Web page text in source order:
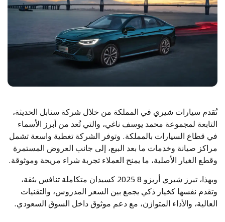
تُقدم سيارات شيري في المملكة من خلال شركة سنابل الحديثة،
التابعة لمجموعة محمد يوسف ناغي، والتي تُعد من أبرز الأسماء
في قطاع السيارات بالمملكة. وتوفر الشركة تغطية واسعة تشمل
مراكز صيانة وخدمات ما بعد البيع، إلى جانب العروض المستمرة
وقطع الغيار الأصلية، ما يمنح العملاء تجربة شراء مريحة وموثوقة.
وبهذا، تبرز شيري أريزو 8 2025 كسيدان متكاملة تنافس بثقة،
وتقدم نفسها كخيار ذكي يجمع بين السعر المدروس، والتقنيات
العالية، والأداء المتوازن، مع دعم موثوق داخل السوق السعودي.